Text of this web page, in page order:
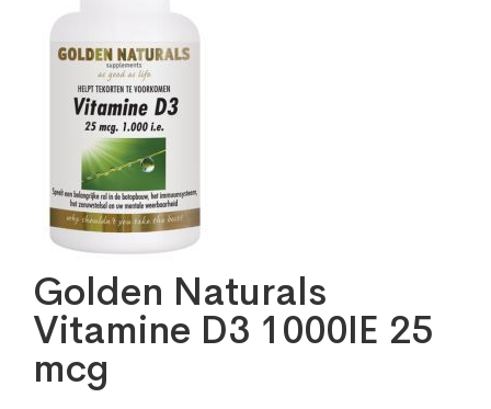
Golden Naturals
Vitamine D3 1000IE 25
mcg